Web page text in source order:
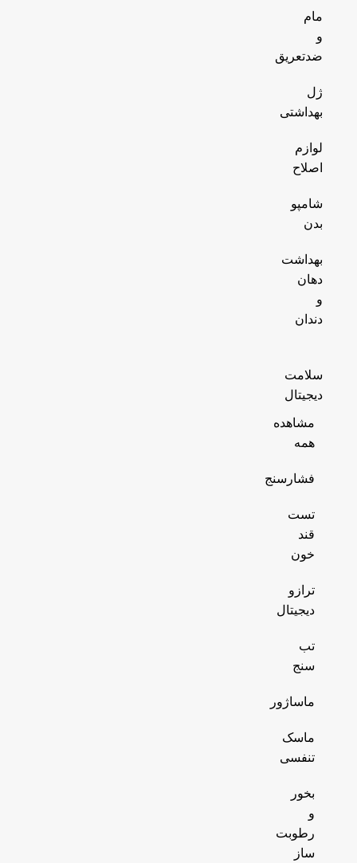
مام
و
ضدتعریق
ژل
بهداشتی
لوازم
اصلاح
شامپو
بدن
بهداشت
دهان
و
دندان
سلامت
دیجیتال
مشاهده
همه
فشارسنج
تست
قند
خون
ترازو
دیجیتال
تب
سنج
ماساژور
ماسک
تنفسی
بخور
و
رطوبت
ساز